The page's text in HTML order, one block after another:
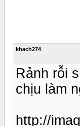
khach274
Rảnh rỗi
chịu làm
http://